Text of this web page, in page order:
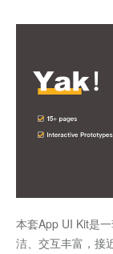
本套App UI Kit是
洁、交互丰富，接